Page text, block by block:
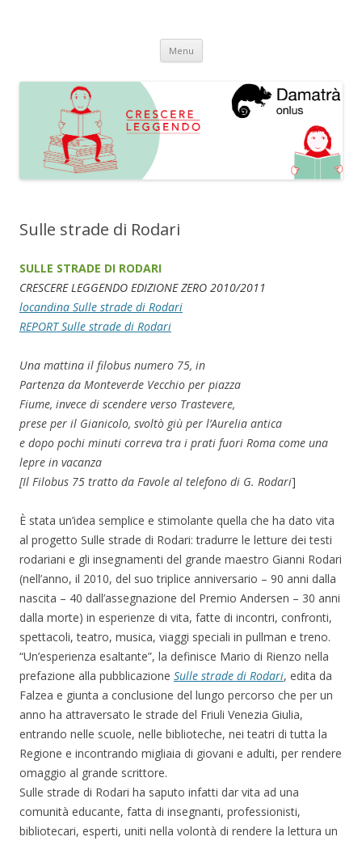
Menu Vai
contenuto
Sulle strade di Rodari
SULLE STRADE DI RODARI
CRESCERE LEGGENDO EDIZIONE ZERO 2010/2011
locandina Sulle strade di Rodari
REPORT Sulle strade di Rodari
Una mattina il filobus numero 75, in
Partenza da Monteverde Vecchio per piazza
Fiume, invece di scendere verso Trastevere,
prese per il Gianicolo, svoltò giù per l’Aurelia antica
e dopo pochi minuti correva tra i prati fuori Roma come una
lepre in vacanza
[Il Filobus 75 tratto da Favole al telefono di G. Rodari]
È stata un’idea semplice e stimolante quella che ha dato vita
al progetto Sulle strade di Rodari: tradurre le letture dei testi
rodariani e gli insegnamenti del grande maestro Gianni Rodari
(nell’anno, il 2010, del suo triplice anniversario – 90 anni dalla
nascita – 40 dall’assegnazione del Premio Andersen – 30 anni
dalla morte) in esperienze di vita, fatte di incontri, confronti,
spettacoli, teatro, musica, viaggi speciali in pullman e treno.
“Un’esperienza esaltante”, la definisce Mario di Rienzo nella
prefazione alla pubblicazione Sulle strade di Rodari, edita da
Falzea e giunta a conclusione del lungo percorso che per un
anno ha attraversato le strade del Friuli Venezia Giulia,
entrando nelle scuole, nelle biblioteche, nei teatri di tutta la
Regione e incontrando migliaia di giovani e adulti, per rendere
omaggio al grande scrittore.
Sulle strade di Rodari ha saputo infatti dar vita ad una
comunità educante, fatta di insegnanti, professionisti,
bibliotecari, esperti, uniti nella volontà di rendere la lettura un